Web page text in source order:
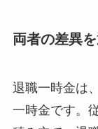
両者の差異
退職一時金は
一時金です。